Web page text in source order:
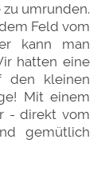
umrunden.
Feld vom
kann man
hatten eine
den kleinen
Mit einem
- direkt vom
gemütlich